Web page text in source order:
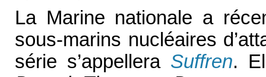
La Marine nationale a
sous-marins nucléaires
série s’appellera Suffren.